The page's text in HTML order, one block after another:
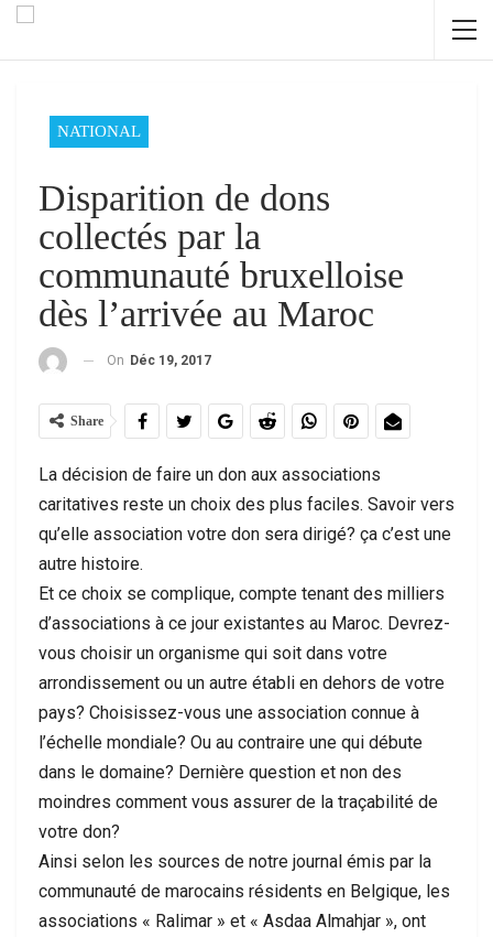
NATIONAL
Disparition de dons
collectés par la
communauté bruxelloise
dès l’arrivée au Maroc
On Déc 19, 2017
Share
La décision de faire un don aux associations
caritatives reste un choix des plus faciles. Savoir vers
qu’elle association votre don sera dirigé? ça c’est une
autre histoire.
Et ce choix se complique, compte tenant des milliers
d’associations à ce jour existantes au Maroc. Devrez-
vous choisir un organisme qui soit dans votre
arrondissement ou un autre établi en dehors de votre
pays? Choisissez-vous une association connue à
l’échelle mondiale? Ou au contraire une qui débute
dans le domaine? Dernière question et non des
moindres comment vous assurer de la traçabilité de
votre don?
Ainsi selon les sources de notre journal émis par la
communauté de marocains résidents en Belgique, les
associations « Ralimar » et « Asdaa Almahjar », ont